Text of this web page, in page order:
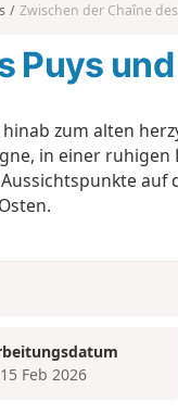
Zwischen der Chaîne
Puys
zum alten
in einer
auf
15 Feb 2026